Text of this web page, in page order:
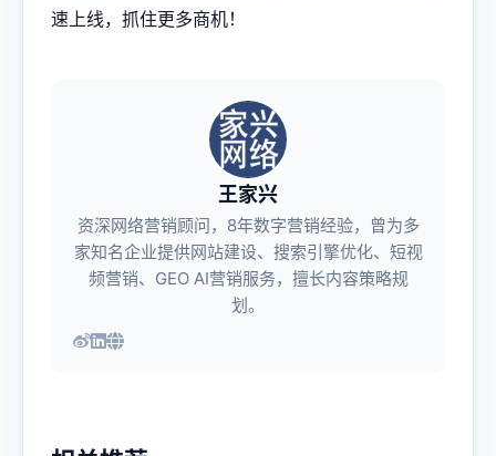
速上线，抓住更多商机！
王家兴
资深网络营销顾问，8年数字营销经验，曾为多
家知名企业提供网站建设、搜索引擎优化、短视
频营销、GEO AI营销服务，擅长内容策略规
划。